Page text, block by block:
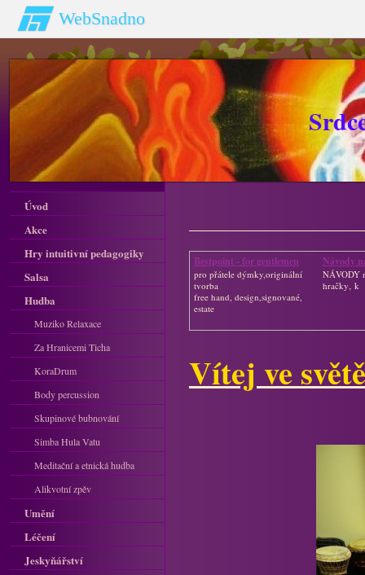
WebSnadno
Bestpoint - for gentlemen
pro přátele dýmky,originální
tvorba
free hand, design,signované,
estate
Návody
NÁVODY
hračky‚ k
Vítej ve
Úvod
Akce
Hry intuitivní pedagogiky
Salsa
Hudba
Muziko Relaxace
Za Hranicemi Ticha
KoraDrum
Body percussion
Skupinové bubnování
Simba Hula Vatu
Meditační a etnická hudba
Alikvotní zpěv
Umění
Léčení
Jeskyňářství